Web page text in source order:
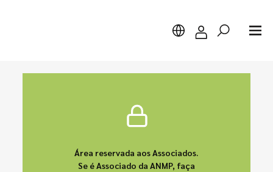
Área reservada aos Associados.
Se é Associado da ANMP, faça